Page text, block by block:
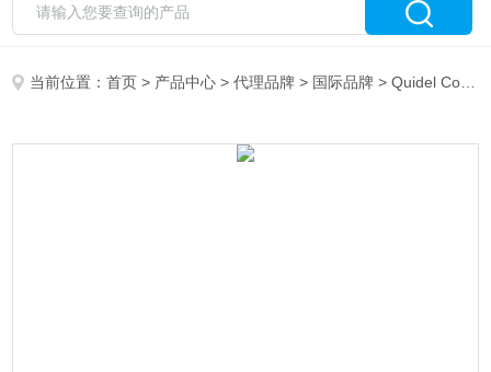
当前位置：首页 > 产品中心 >代理品牌 > 国际品牌 > Quidel Corporation 特约代理